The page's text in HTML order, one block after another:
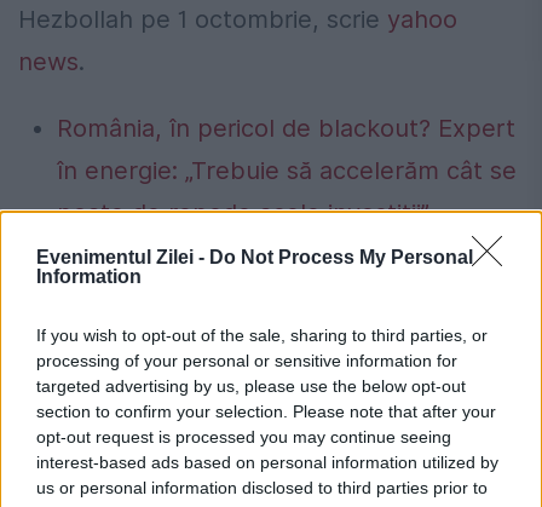
Evenimentul Zilei - Do Not Process My Personal
Information
If you wish to opt-out of the sale, sharing to third parties, or
processing of your personal or sensitive information for
targeted advertising by us, please use the below opt-out
section to confirm your selection. Please note that after your
opt-out request is processed you may continue seeing
interest-based ads based on personal information utilized by
us or personal information disclosed to third parties prior to
Hezbollah pe 1 octombrie, scrie yahoo
news.
România, în pericol de blackout? Expert
în energie: „Trebuie să accelerăm cât se
poate de repede acele investiții”
Cum verifici dacă ai datorii la Primărie?
restanțe la taxe și impozite
israel Orientului Mijlociu